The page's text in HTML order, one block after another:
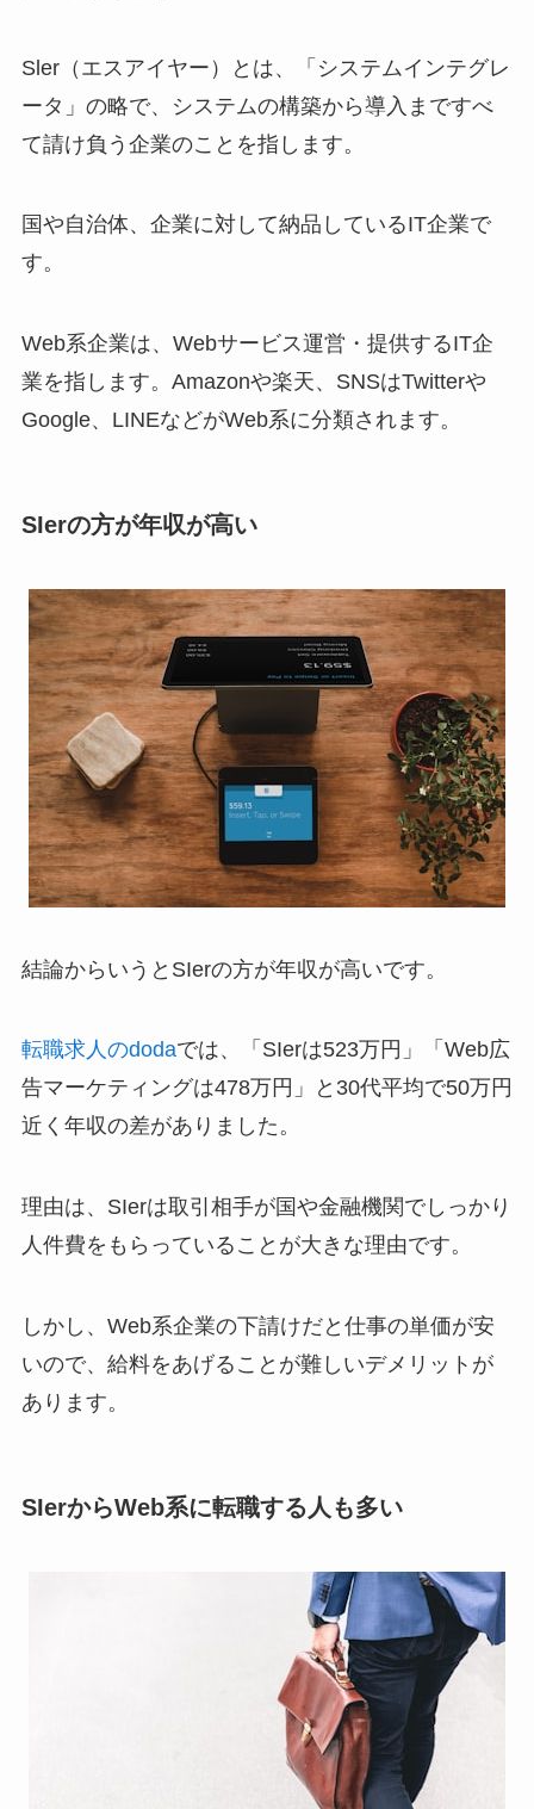
Sler（エスアイヤー）とは、「システムインテグレ
ータ」の略で、システムの構築から導入まですべ
て請け負う企業のことを指します。
国や自治体、企業に対して納品しているIT企業で
す。
Web系企業は、Webサービス運営・提供するIT企
業を指します。Amazonや楽天、SNSはTwitterや
Google、LINEなどがWeb系に分類されます。
SIerの方が年収が高い
結論からいうとSIerの方が年収が高いです。
転職求人のdodaでは、「SIerは523万円」「Web広
告マーケティングは478万円」と30代平均で50万円
近く年収の差がありました。
理由は、SIerは取引相手が国や金融機関でしっかり
人件費をもらっていることが大きな理由です。
しかし、Web系企業の下請けだと仕事の単価が安
いので、給料をあげることが難しいデメリットが
あります。
SIerからWeb系に転職する人も多い